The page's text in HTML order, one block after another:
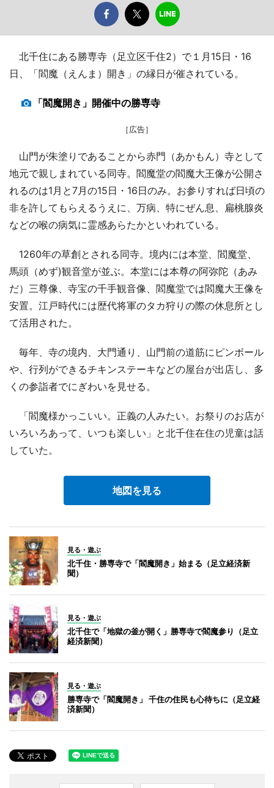
北千住にある勝専寺（足立区千住2）で１月15日・16
日、「閻魔（えんま）開き」の縁日が催されている。
「閻魔開き」開催中の勝専寺
［広告］
山門が朱塗りであることから赤門（あかもん）寺として
地元で親しまれている同寺。閻魔堂の閻魔大王像が公開さ
れるのは1月と7月の15日・16日のみ。お参りすれば日頃の
非を許してもらえるうえに、万病、特にぜん息、扁桃腺炎
などの喉の病気に霊感あらたかといわれている。
1260年の草創とされる同寺。境内には本堂、閻魔堂、
馬頭（めず)観音堂が並ぶ。本堂には本尊の阿弥陀（あみ
だ）三尊像、寺宝の千手観音像、閻魔堂では閻魔大王像を
安置。江戸時代には歴代将軍のタカ狩りの際の休息所とし
て活用された。
毎年、寺の境内、大門通り、山門前の道筋にピンボール
や、行列ができるチキンステーキなどの屋台が出店し、多
くの参詣者でにぎわいを見せる。
「閻魔様かっこいい。正義の人みたい。お祭りのお店が
いろいろあって、いつも楽しい」と北千住在住の児童は話
していた。
地図を見る
見る・遊ぶ
北千住・勝専寺で「閻魔開き」始まる（足立経済新
聞）
見る・遊ぶ
北千住で「地獄の釜が開く」勝専寺で閻魔参り（足立
経済新聞）
見る・遊ぶ
勝専寺で「閻魔開き」 千住の住民も心待ちに（足立経
済新聞）